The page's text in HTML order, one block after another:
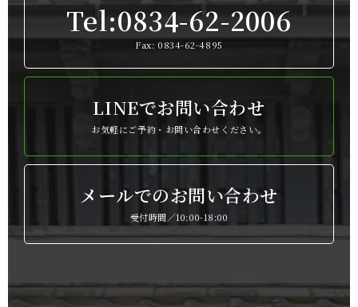
Tel:0834-62-2006
Fax: 0834-62-4895
LINEでお問い合わせ
お気軽にご予約・お問い合わせください。
メールでのお問い合わせ
受付時間／10:00-18:00